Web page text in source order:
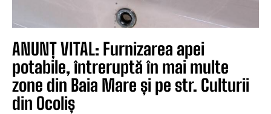
ANUNȚ VITAL: Furnizarea apei
potabile, întreruptă în mai multe
zone din Baia Mare și pe str. Culturii
din Ocoliș